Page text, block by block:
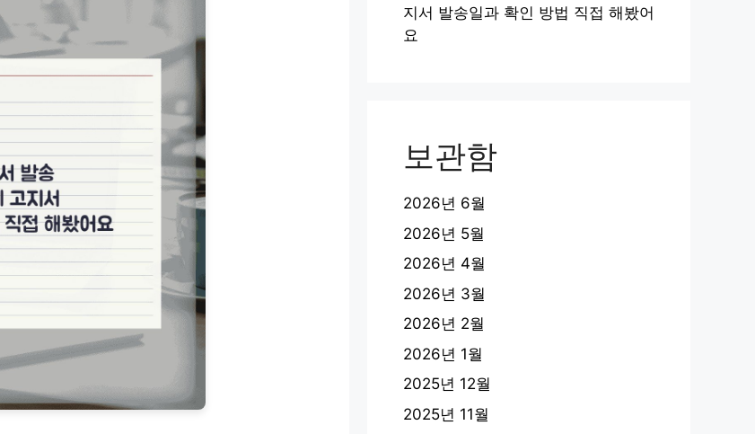
지서 발송일과 확인 방법 직접 해봤어
요
보관함
2026년 6월
2026년 5월
2026년 4월
2026년 3월
2026년 2월
2026년 1월
2025년 12월
2025년 11월